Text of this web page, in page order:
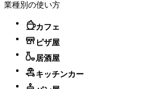
業種別の使い方
カフェ
ピザ屋
居酒屋
キッチンカー